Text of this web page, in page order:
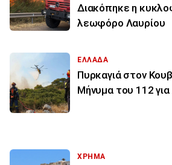
Διακόπηκε η
λεωφόρο Λαυρίου
ΕΛΛΑΔΑ
Πυρκαγιά στον
Μήνυμα του 112
ΧΡΗΜΑ